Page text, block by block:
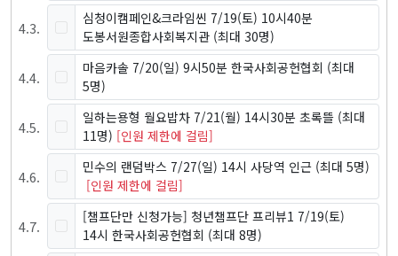
4.3.
심청이캠페인&크라임씬 7/19(토) 10시40분
도봉서원종합사회복지관 (최대 30명)
4.4.
마음카솔 7/20(일) 9시50분 한국사회공헌협회 (최대
5명)
4.5.
일하는용형 월요밥차 7/21(월) 14시30분 초록뜰 (최대
11명) [인원 제한에 걸림]
4.6.
민수의 랜덤박스 7/27(일) 14시 사당역 인근 (최대 5명)
[인원 제한에 걸림]
4.7.
[챔프단만 신청가능] 청년챔프단 프리뷰1 7/19(토)
14시 한국사회공헌협회 (최대 8명)